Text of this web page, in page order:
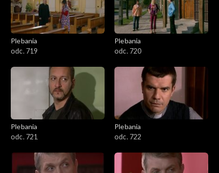
Plebania
odc. 719
Plebania
odc. 720
Plebania
odc. 721
Plebania
odc. 722